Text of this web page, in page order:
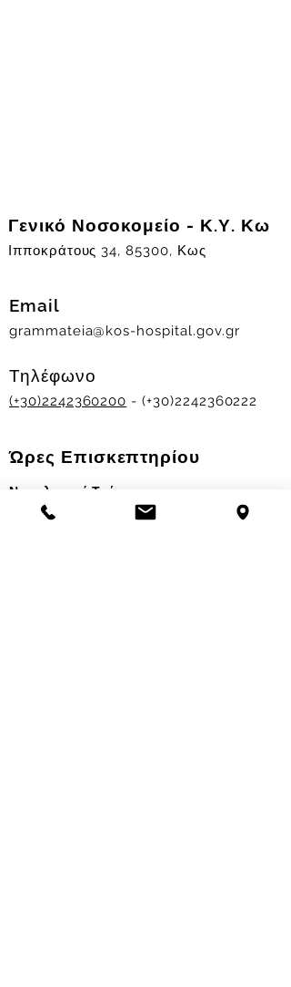
Γενικό Νοσοκομείο - Κ.Υ. Κω
Ιπποκράτους 34, 85300, Κως
Email
grammateia@kos-hospital.gov.gr
Τηλέφωνο
(+30)2242360200 - (+30)2242360222
Ώρες Επισκεπτηρίου
Νοσηλευτικά Τμήματα
Χειμερινό ωράριο: 11.00-13.00
17.30-19.30